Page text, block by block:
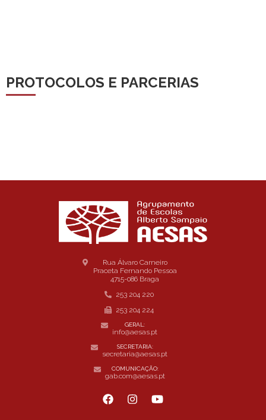
PROTOCOLOS E PARCERIAS
Rua Álvaro Carneiro
Praceta Fernando Pessoa
4715-086 Braga
253 204 220
253 204 224
GERAL:
info@aesas.pt
SECRETARIA:
secretaria@aesas.pt
COMUNICAÇÃO:
gab.com@aesas.pt